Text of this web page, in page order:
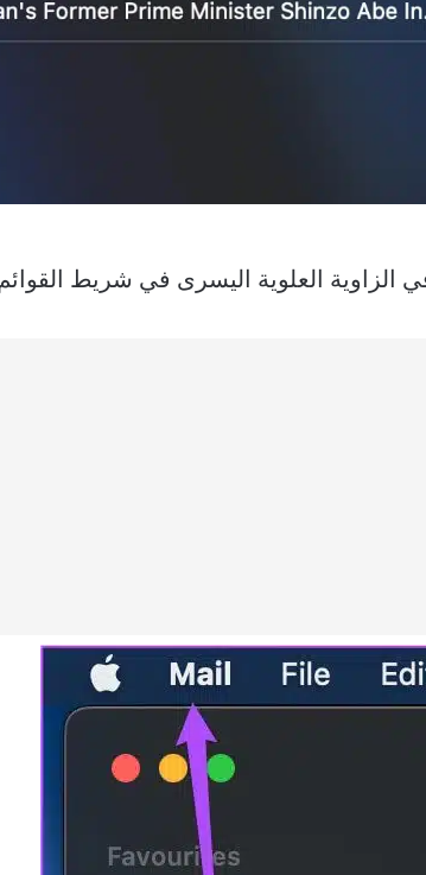
الزاوية العلوية اليسرى في شريط